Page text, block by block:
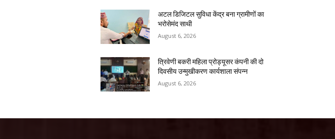
अटल डिजिटल सुविधा केंद्र बना ग्रामीणों का
भरोसेमंद साथी
August 6, 2026
त्रिवेणी बकरी महिला प्रोड्यूसर कंपनी की दो
दिवसीय उन्मुखीकरण कार्यशाला संपन्न
August 6, 2026